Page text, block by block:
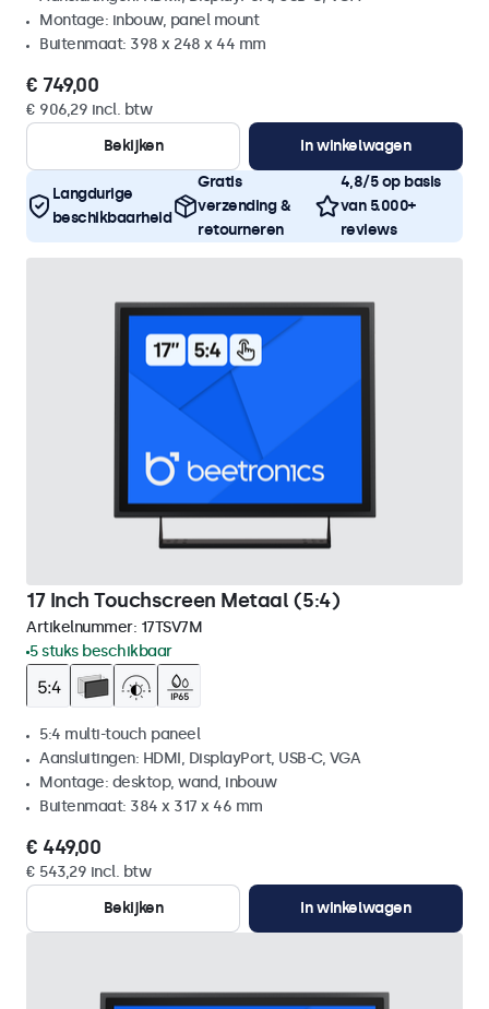
Montage: inbouw, panel mount
Buitenmaat: 398 x 248 x 44 mm
€ 749,00
€ 906,29 incl. btw
Bekijken
In winkelwagen
Langdurige
beschikbaarheid
Gratis
verzending &
retourneren
4,8/5 op basis
van 5.000+
reviews
17 Inch Touchscreen Metaal (5:4)
Artikelnummer: 17TSV7M
5 stuks beschikbaar
5:4 multi-touch paneel
Aansluitingen: HDMI, DisplayPort, USB-C, VGA
Montage: desktop, wand, inbouw
Buitenmaat: 384 x 317 x 46 mm
€ 449,00
€ 543,29 incl. btw
Bekijken
In winkelwagen